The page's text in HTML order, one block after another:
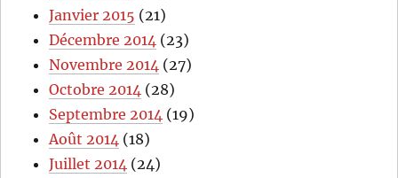
Janvier 2015 (21)
Décembre 2014 (23)
Novembre 2014 (27)
Octobre 2014 (28)
Septembre 2014 (19)
Août 2014 (18)
Juillet 2014 (24)